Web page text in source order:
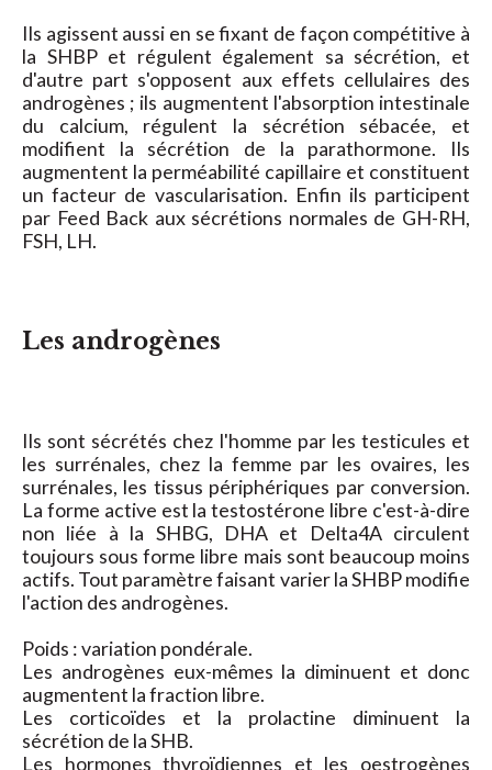
Ils agissent aussi en se fixant de façon compétitive à
la SHBP et régulent également sa sécrétion, et
d'autre part s'opposent aux effets cellulaires des
androgènes ; ils augmentent l'absorption intestinale
du calcium, régulent la sécrétion sébacée, et
modifient la sécrétion de la parathormone. Ils
augmentent la perméabilité capillaire et constituent
un facteur de vascularisation. Enfin ils participent
par Feed Back aux sécrétions normales de GH-RH,
FSH, LH.
Les androgènes
Ils sont sécrétés chez l'homme par les testicules et
les surrénales, chez la femme par les ovaires, les
surrénales, les tissus périphériques par conversion.
La forme active est la testostérone libre c'est-à-dire
non liée à la SHBG, DHA et Delta4A circulent
toujours sous forme libre mais sont beaucoup moins
actifs. Tout paramètre faisant varier la SHBP modifie
l'action des androgènes.
Poids : variation pondérale.
Les androgènes eux-mêmes la diminuent et donc
augmentent la fraction libre.
Les corticoïdes et la prolactine diminuent la
sécrétion de la SHB.
Les hormones thyroïdiennes et les oestrogènes